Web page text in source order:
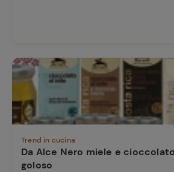
Trend in cucina
Da Alce Nero miele e
goloso